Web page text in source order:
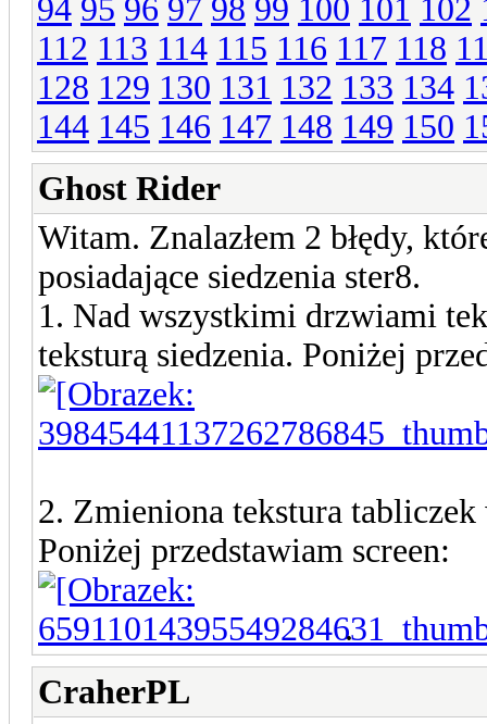
94 95 96 97 98 99 100 101 102
112 113 114 115 116 117 118
128 129 130 131 132 133 134
144 145 146 147 148 149 150
Ghost Rider
Witam. Znalazłem 2 błędy,
posiadające siedzenia ster8.
1. Nad wszystkimi drzwiami
teksturą siedzenia. Poniżej
2. Zmieniona tekstura
Poniżej przedstawiam screen:
.
CraherPL